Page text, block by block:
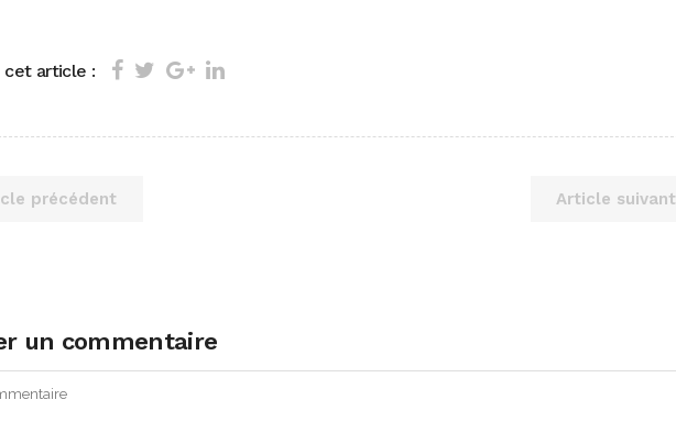
cet article :
précédent Article suivant
un commentaire